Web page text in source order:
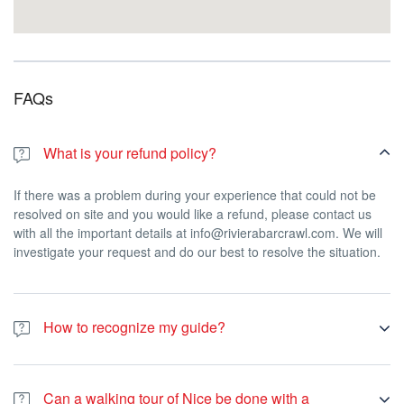
FAQs
What is your refund policy?
If there was a problem during your experience that could not be
resolved on site and you would like a refund, please contact us
with all the important details at info@rivierabarcrawl.com. We will
investigate your request and do our best to resolve the situation.
How to recognize my guide?
Your guide will wear a red company T-shirt OR a red umbrella.
Can a walking tour of Nice be done with a